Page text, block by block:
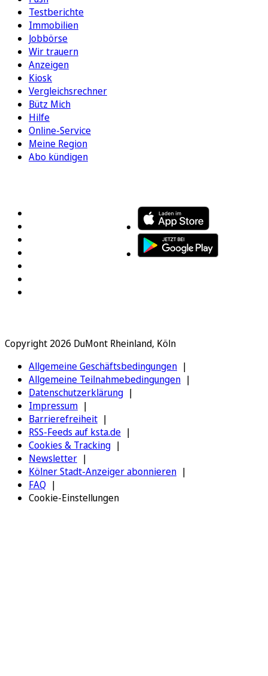
Testberichte
Immobilien
Jobbörse
Wir trauern
Anzeigen
Kiosk
Vergleichsrechner
Bütz Mich
Hilfe
Online-Service
Meine Region
Abo kündigen
Copyright 2026 DuMont Rheinland, Köln
Allgemeine Geschäftsbedingungen
Allgemeine Teilnahmebedingungen
Datenschutzerklärung
Impressum
Barrierefreiheit
RSS-Feeds auf ksta.de
Cookies & Tracking
Newsletter
Kölner Stadt-Anzeiger abonnieren
FAQ
Cookie-Einstellungen